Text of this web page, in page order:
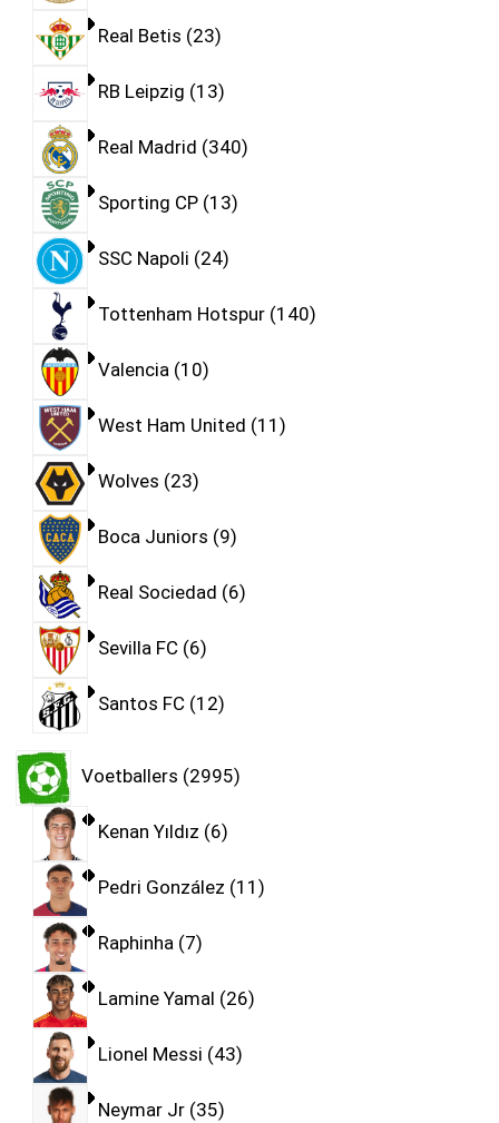
Real Betis 23
RB Leipzig 13
Real Madrid 340
Sporting CP 13
SSC Napoli 24
Tottenham Hotspur 140
Valencia 10
West Ham United 11
Wolves 23
Boca Juniors 9
Real Sociedad 6
Sevilla FC 6
Santos FC 12
Voetballers 2995
Kenan Yıldız 6
Pedri González 11
Raphinha 7
Lamine Yamal 26
Lionel Messi 43
Neymar Jr 35